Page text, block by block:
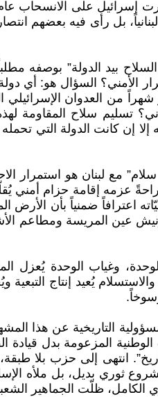
بل رأى فيه بعضهم
بيد الدولة” بوصفه
الأمني؟ السؤال هو: أي
من العدوان الإسرائيلي
تسليم سلاح المقاومة
الدولة التي تحمله
مع لبنان هو استمرار
عزمه إقامة حزام أمني
ضمنياً بأن الأرض
عين المريسة ومطاعم
وغياب الوحدة يُعزل
يُعيد إنتاج
التاريخية عن هذا
المزعومة بدل
انتهى إلى حزب بلا طبقة،
بديل، بل ملأه
ظلّت الجماهير